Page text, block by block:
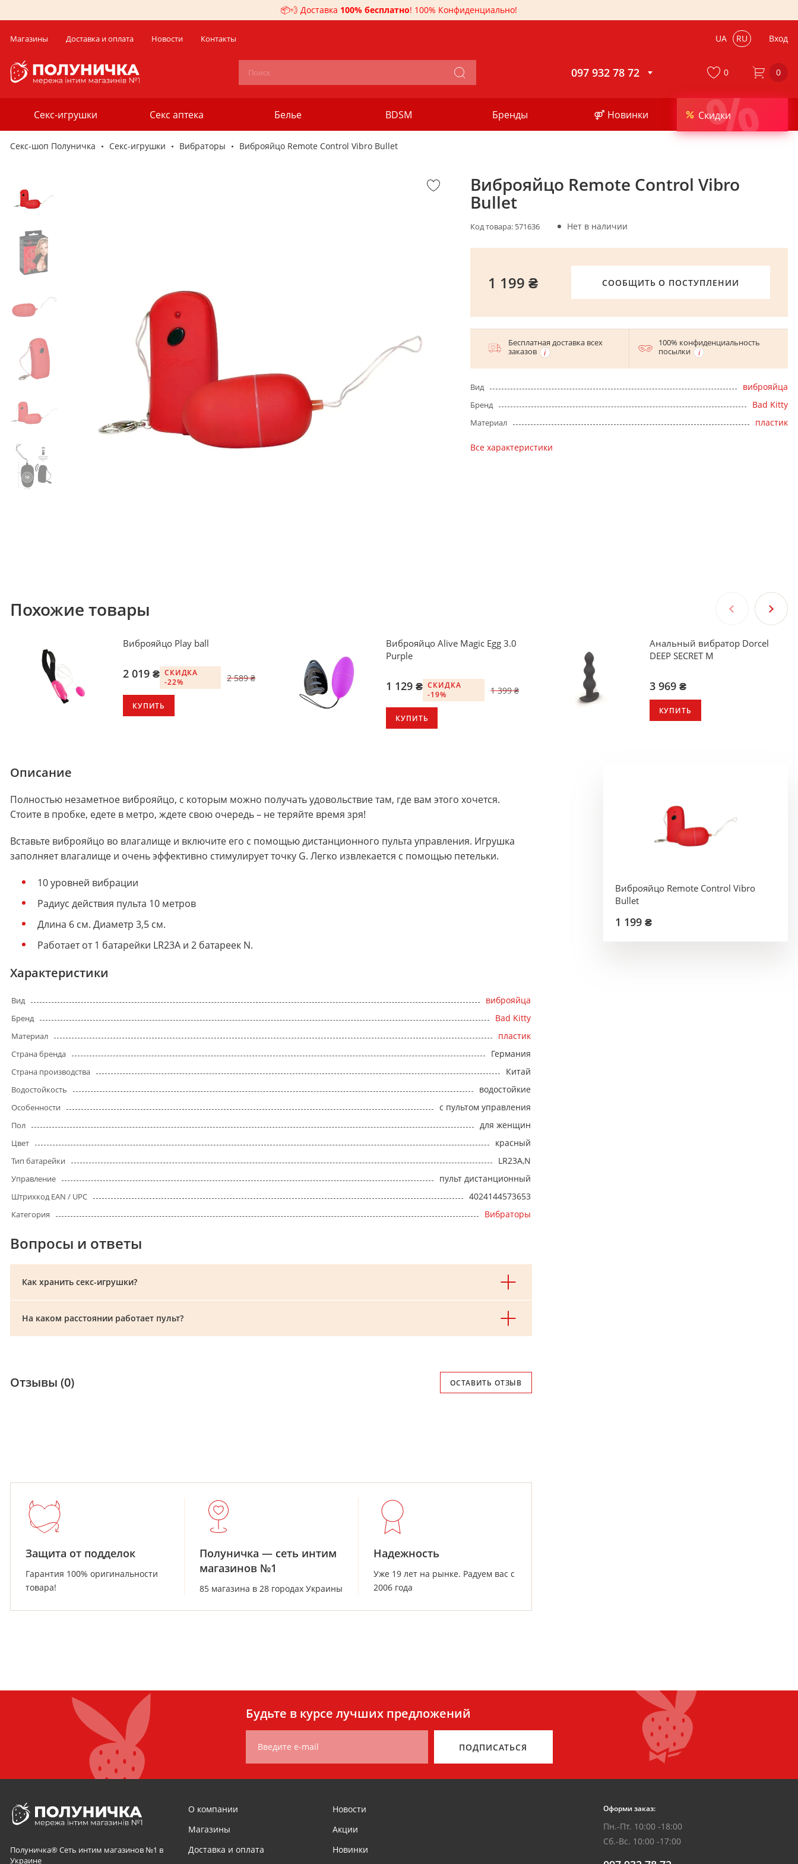
📦💨 Доставка 100% бесплатно! 100% Конфиденциально!
Магазины Доставка и оплата Новости Контакты UA RU Вход
097 932 78 72 0
Секс-игрушки Секс аптека Белье BDSM Бренды ⚤ Новинки %
Скидки
0
Секс-шоп Полуничка Секс-игрушки Вибраторы Виброяйцо Remote Control Vibro Bullet
Виброяйцо Remote Control Vibro
Bullet
Код товара: 571636 Нет в наличии
СООБЩИТЬ О ПОСТУПЛЕНИИ
1 199 ₴
Бесплатная доставка всех
заказов
100% конфиденциальность
посылки
Вид виброяйца
Бренд Bad Kitty
Материал пластик
Все характеристики
Похожие товары
Виброяйцо Play ball
СКИДКА
-22%
2 589 ₴
2 019 ₴
КУПИТЬ
Виброяйцо Alive Magic Egg 3.0
Purple
СКИДКА
-19%
1 399 ₴
1 129 ₴
КУПИТЬ
Анальный вибратор Dorcel
DEEP SECRET M
3 969 ₴
КУПИТЬ
Описание
Полностью незаметное виброяйцо, с которым можно получать удовольствие там, где вам этого хочется.
Стоите в пробке, едете в метро, ждете свою очередь – не теряйте время зря!
Вставьте виброяйцо во влагалище и включите его с помощью дистанционного пульта управления. Игрушка
заполняет влагалище и очень эффективно стимулирует точку G. Легко извлекается с помощью петельки.
10 уровней вибрации
Радиус действия пульта 10 метров
Длина 6 см. Диаметр 3,5 см.
Работает от 1 батарейки LR23A и 2 батареек N.
Характеристики
Вид виброяйца
Бренд Bad Kitty
Материал пластик
Страна бренда Германия
Страна производства Китай
Водостойкость водостойкие
Особенности с пультом управления
Пол для женщин
Цвет красный
Тип батарейки LR23A,N
Управление пульт дистанционный
Штрихкод EAN / UPC 4024144573653
Категория Вибраторы
Вопросы и ответы
Как хранить секс-игрушки?
На каком расстоянии работает пульт?
Отзывы (0) ОСТАВИТЬ ОТЗЫВ
Виброяйцо Remote Control Vibro
Bullet
1 199 ₴
Защита от подделок
Гарантия 100% оригинальности
товара!
Полуничка — сеть интим
магазинов №1
85 магазина в 28 городах Украины
Надежность
Уже 19 лет на рынке. Радуем вас с
2006 года
Будьте в курсе лучших предложений
Введите e-mail ПОДПИСАТЬСЯ
Полуничка® Сеть интим магазинов №1 в
Украине
О компании
Магазины
Доставка и оплата
Новости
Акции
Новинки
Оформи заказ:
Пн.-Пт. 10:00 -18:00
Сб.-Вс. 10:00 -17:00